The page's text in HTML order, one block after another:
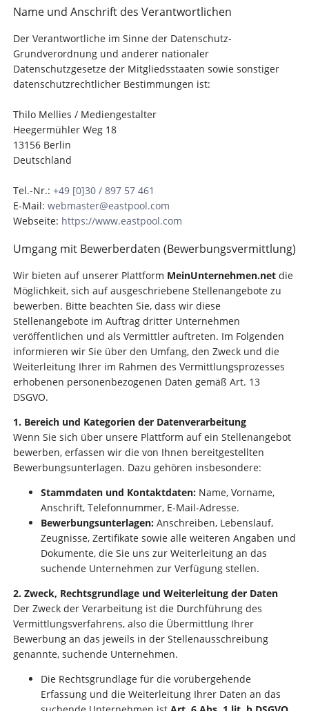
Name und Anschrift des Verantwortlichen
Der Verantwortliche im Sinne der Datenschutz-
Grundverordnung und anderer nationaler
Datenschutzgesetze der Mitgliedsstaaten sowie sonstiger
datenschutzrechtlicher Bestimmungen ist:
Thilo Mellies / Mediengestalter
Heegermühler Weg 18
13156 Berlin
Deutschland
Tel.-Nr.: +49 [0]30 / 897 57 461
E-Mail: webmaster@eastpool.com
Webseite: https://www.eastpool.com
Umgang mit Bewerberdaten (Bewerbungsvermittlung)
Wir bieten auf unserer Plattform MeinUnternehmen.netdie
Möglichkeit, sich auf ausgeschriebene Stellenangebote zu
bewerben. Bitte beachten Sie, dass wir diese
Stellenangebote im Auftrag dritter Unternehmen
veröffentlichen und als Vermittler auftreten. Im Folgenden
informieren wir Sie über den Umfang, den Zweck und die
Weiterleitung Ihrer im Rahmen des Vermittlungsprozesses
erhobenen personenbezogenen Daten gemäß Art. 13
DSGVO.
1. Bereich und Kategorien der Datenverarbeitung
Wenn Sie sich über unsere Plattform auf ein Stellenangebot
bewerben, erfassen wir die von Ihnen bereitgestellten
Bewerbungsunterlagen. Dazu gehören insbesondere:
Stammdaten und Kontaktdaten:Name, Vorname,
Anschrift, Telefonnummer, E-Mail-Adresse.
Bewerbungsunterlagen:Anschreiben, Lebenslauf,
Zeugnisse, Zertifikate sowie alle weiteren Angaben und
Dokumente, die Sie uns zur Weiterleitung an das
suchende Unternehmen zur Verfügung stellen.
2. Zweck, Rechtsgrundlage und Weiterleitung der Daten
Der Zweck der Verarbeitung ist die Durchführung des
Vermittlungsverfahrens, also die Übermittlung Ihrer
Bewerbung an das jeweils in der Stellenausschreibung
genannte, suchende Unternehmen.
Die Rechtsgrundlage für die vorübergehende
Erfassung und die Weiterleitung Ihrer Daten an das